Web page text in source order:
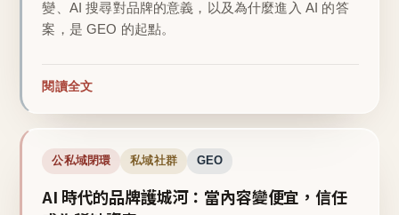
變、AI 搜尋對品牌的意義，以及為什麼進入 AI 的答
案，是 GEO 的起點。
閱讀全文
公私域閉環 私域社群 GEO
AI 時代的品牌護城河：當內容變便宜，信任